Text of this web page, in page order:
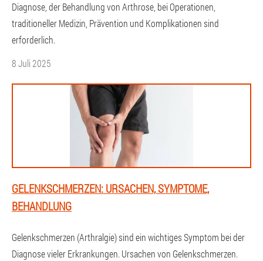
Diagnose, der Behandlung von Arthrose, bei Operationen,
traditioneller Medizin, Prävention und Komplikationen sind
erforderlich.
8 Juli 2025
GELENKSCHMERZEN: URSACHEN, SYMPTOME,
BEHANDLUNG
Gelenkschmerzen (Arthralgie) sind ein wichtiges Symptom bei der
Diagnose vieler Erkrankungen. Ursachen von Gelenkschmerzen.